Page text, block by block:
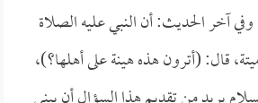
آخر الحديث: أن النبي عليه الصلاة
قال: (أترون هذه هينة على أهلها؟)،